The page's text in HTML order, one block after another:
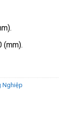
(mm).
Nghiệp